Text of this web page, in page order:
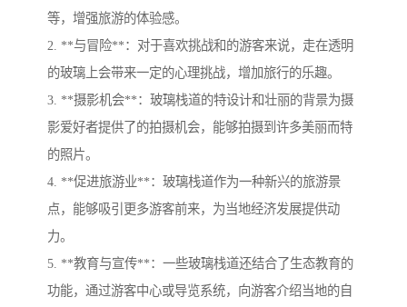
等，增强旅游的体验感。
2. **与冒险**：对于喜欢挑战和的游客来说，走在透明
的玻璃上会带来一定的心理挑战，增加旅行的乐趣。
3. **摄影机会**：玻璃栈道的特设计和壮丽的背景为摄
影爱好者提供了的拍摄机会，能够拍摄到许多美丽而特
的照片。
4. **促进旅游业**：玻璃栈道作为一种新兴的旅游景
点，能够吸引更多游客前来，为当地经济发展提供动
力。
5. **教育与宣传**：一些玻璃栈道还结合了生态教育的
功能，通过游客中心或导览系统，向游客介绍当地的自